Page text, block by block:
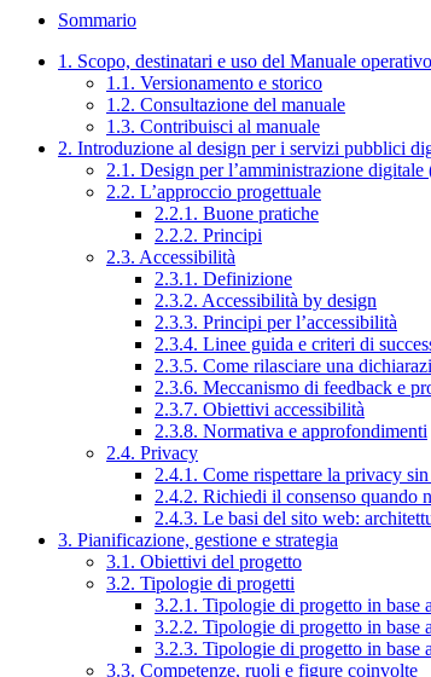
Sommario
1. Scopo, destinatari e uso del Manuale
1.1. Versionamento e storico
1.2. Consultazione del manuale
1.3. Contribuisci al manuale
2. Introduzione al design per i servizi pubblici
2.1. Design per l’amministrazione digitale
2.2. L’approccio progettuale
2.2.1. Buone pratiche
2.2.2. Principi
2.3. Accessibilità
2.3.1. Definizione
2.3.2. Accessibilità by design
2.3.3. Principi per l’accessibilità
2.3.4. Linee guida e criteri di
2.3.5. Come rilasciare una
2.3.6. Meccanismo di feedback e
2.3.7. Obiettivi accessibilità
2.3.8. Normativa e approfondimenti
2.4. Privacy
2.4.1. Come rispettare la privacy
2.4.2. Richiedi il consenso quando
2.4.3. Le basi del sito web:
3. Pianificazione, gestione e strategia
3.1. Obiettivi del progetto
3.2. Tipologie di progetti
3.2.1. Tipologie di progetto in
3.2.2. Tipologie di progetto in base
3.2.3. Tipologie di progetto in base
3.3. Competenze, ruoli e figure coinvolte